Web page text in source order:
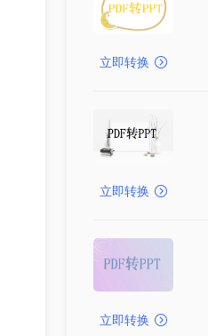
立即转换
立即转换
立即转换